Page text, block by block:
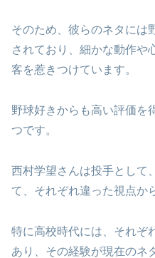
そのため、彼らのネタには
されており、細かな動作や
客を惹きつけています。
野球好きからも高い評価を
つです。
西村学望さんは投手として
て、それぞれ違った視点か
特に高校時代には、それぞ
あり、その経験が現在のネ